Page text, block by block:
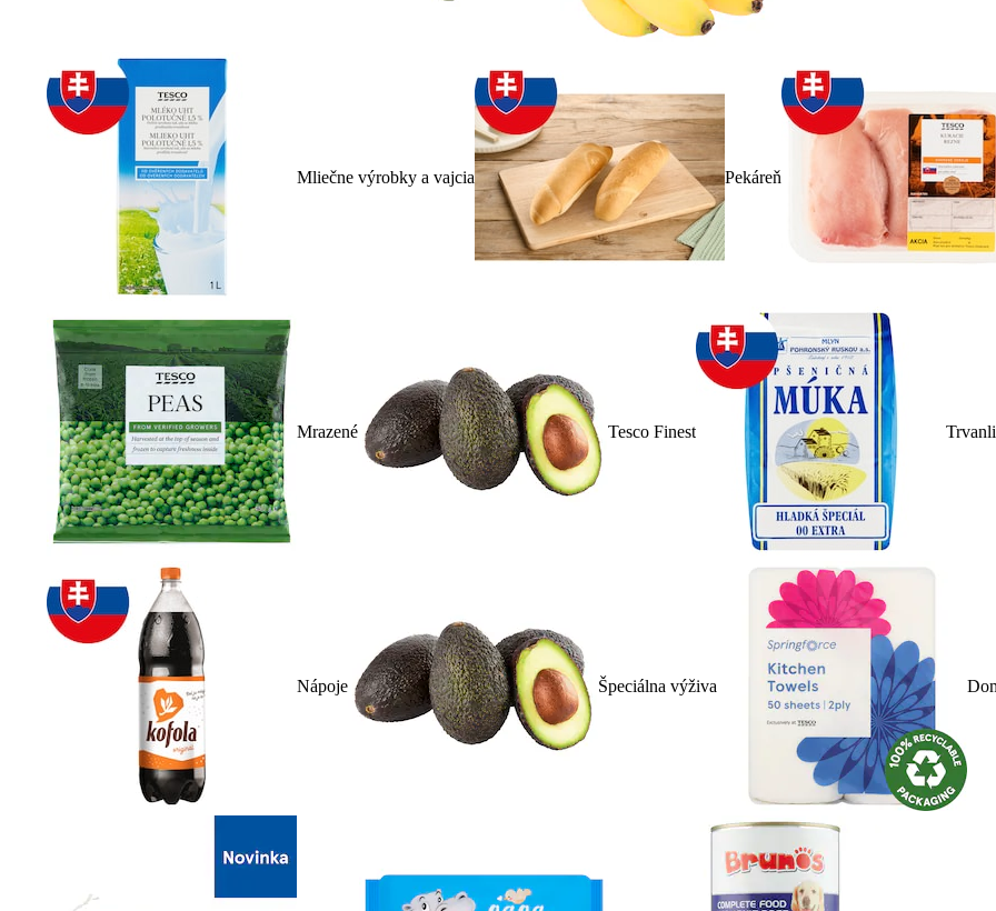
Mliečne výrobky a vajcia Pekáreň
Mrazené Tesco Finest
Nápoje Špeciálna výživa